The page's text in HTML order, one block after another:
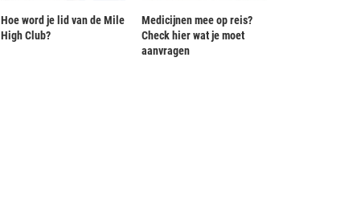
Tweede geval van MERS, GGD en
Hoe word je lid van de Mile
High Club?
Medicijnen mee op reis?
Check hier wat je moet
aanvragen